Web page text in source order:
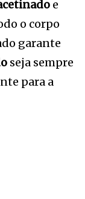
e
o corpo
garante
seja sempre
para a